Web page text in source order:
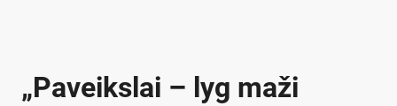
„Paveikslai – lyg maži